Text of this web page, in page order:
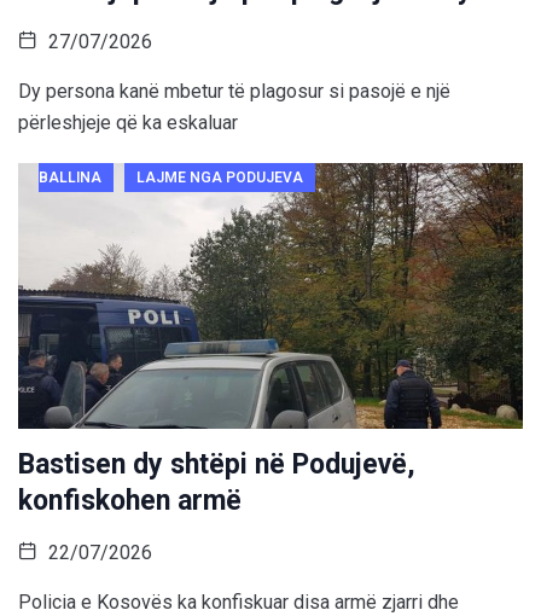
27/07/2026
Dy persona kanë mbetur të plagosur si pasojë e një
përleshjeje që ka eskaluar
BALLINA LAJME NGA PODUJEVA
Bastisen dy shtëpi në Podujevë,
konfiskohen armë
22/07/2026
Policia e Kosovës ka konfiskuar disa armë zjarri dhe